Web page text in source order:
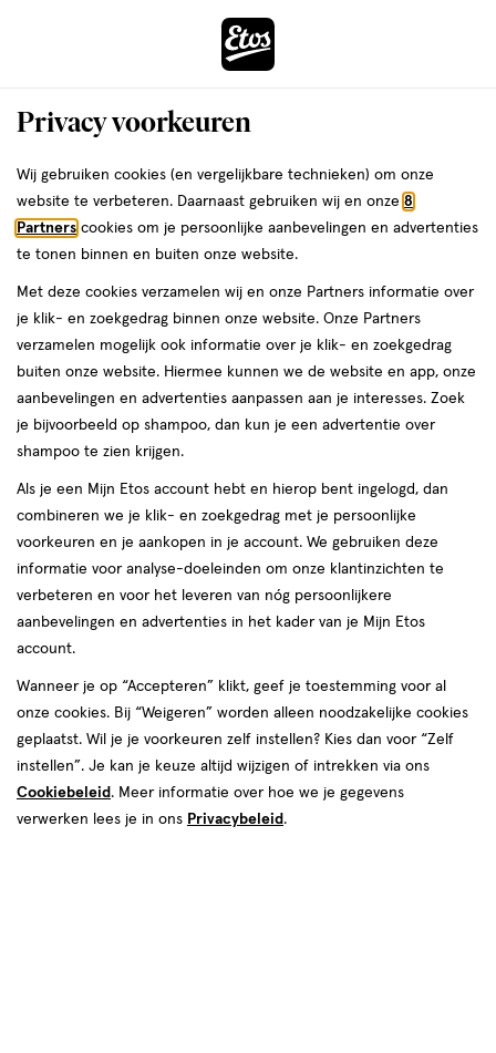
content
naar
de
zoekbalk
ga
footer
Voor 22:00 uur besteld, maandag in huis
Zoeken
Interactie
dit
veld
een
volledig
venster
met
geavanceerde
zoekopties
›
Weleda
Zóóómerdeals bij Etos! Shop nu
Je
bent
hier:
Mineralen
Zink
19 mei 2025
Zink is een belangrijk mineraal dat een rol
speelt bij verschillende functies in je lichaam.
Zo is het goed voor je gezichtsvermogen, helpt
het bij het gezond houden van je huid en
ondersteunt het je immuunsysteem. Daarnaast
draagt het bij aan het behoud van sterke botten
én is het ook nog eens goed voor je geheugen.
Benieuwd waar zink in zit en wat het precies
doet? We leggen het je uit in dit artikel!
Privacy voorkeuren
Wij gebruiken cookies (en vergelijkbare technieken) om onze
website te verbeteren. Daarnaast gebruiken wij en onze 8
Partners cookies om je persoonlijke aanbevelingen en advertenties
te tonen binnen en buiten onze website.
Met deze cookies verzamelen wij en onze Partners informatie over
je klik- en zoekgedrag binnen onze website. Onze Partners
verzamelen mogelijk ook informatie over je klik- en zoekgedrag
buiten onze website. Hiermee kunnen we de website en app, onze
aanbevelingen en advertenties aanpassen aan je interesses. Zoek
je bijvoorbeeld op shampoo, dan kun je een advertentie over
shampoo te zien krijgen.
Als je een Mijn Etos account hebt en hierop bent ingelogd, dan
combineren we je klik- en zoekgedrag met je persoonlijke
voorkeuren en je aankopen in je account. We gebruiken deze
informatie voor analyse-doeleinden om onze klantinzichten te
verbeteren en voor het leveren van nóg persoonlijkere
aanbevelingen en advertenties in het kader van je Mijn Etos
account.
Wanneer je op “Accepteren” klikt, geef je toestemming voor al
onze cookies. Bij “Weigeren” worden alleen noodzakelijke cookies
geplaatst. Wil je je voorkeuren zelf instellen? Kies dan voor “Zelf
instellen”. Je kan je keuze altijd wijzigen of intrekken via ons
Cookiebeleid . Meer informatie over hoe we je gegevens
verwerken lees je in ons Privacybeleid .